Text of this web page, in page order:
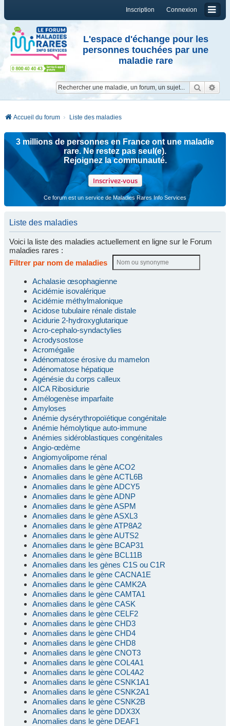
Connexion
Inscription
L'espace d'échange pour les
personnes touchées par une
maladie rare
Accueil du forum Liste des maladies
3 millions de personnes en France ont une maladie
rare. Ne restez pas seul(e).
Rejoignez la communauté.
Inscrivez-vous
Ce forum est un service de Maladies Rares Info Services
Liste des maladies
Voici la liste des maladies actuellement en ligne sur le Forum
maladies rares :
Filtrer par nom de maladies
Achalasie œsophagienne
Acidémie isovalérique
Acidémie méthylmalonique
Acidose tubulaire rénale distale
Acidurie 2-hydroxyglutarique
Acro-cephalo-syndactylies
Acrodysostose
Acromégalie
Adénomatose érosive du mamelon
Adénomatose hépatique
Agénésie du corps calleux
AICA Ribosidurie
Amélogenèse imparfaite
Amyloses
Anémie dysérythropoïétique congénitale
Anémie hémolytique auto-immune
Anémies sidéroblastiques congénitales
Angio-œdème
Angiomyolipome rénal
Anomalies dans le gène ACO2
Anomalies dans le gène ACTL6B
Anomalies dans le gène ADCY5
Anomalies dans le gène ADNP
Anomalies dans le gène ASPM
Anomalies dans le gène ASXL3
Anomalies dans le gène ATP8A2
Anomalies dans le gène AUTS2
Anomalies dans le gène BCAP31
Anomalies dans le gène BCL11B
Anomalies dans les gènes C1S ou C1R
Anomalies dans le gène CACNA1E
Anomalies dans le gène CAMK2A
Anomalies dans le gène CAMTA1
Anomalies dans le gène CASK
Anomalies dans le gène CELF2
Anomalies dans le gène CHD3
Anomalies dans le gène CHD4
Anomalies dans le gène CHD8
Anomalies dans le gène CNOT3
Anomalies dans le gène COL4A1
Anomalies dans le gène COL4A2
Anomalies dans le gène CSNK1A1
Anomalies dans le gène CSNK2A1
Anomalies dans le gène CSNK2B
Anomalies dans le gène DDX3X
Anomalies dans le gène DEAF1